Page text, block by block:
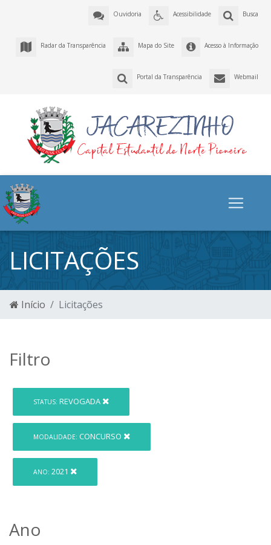
Busca
Acessibilidade
Ouvidoria
Acesso à Informação
Mapa do Site
Radar da Transparência
Webmail
Portal da Transparência
LICITAÇÕES
Início Licitações
Filtro
STATUS: REVOGADA
MODALIDADE: CONCURSO
ANO: 2021
Ano